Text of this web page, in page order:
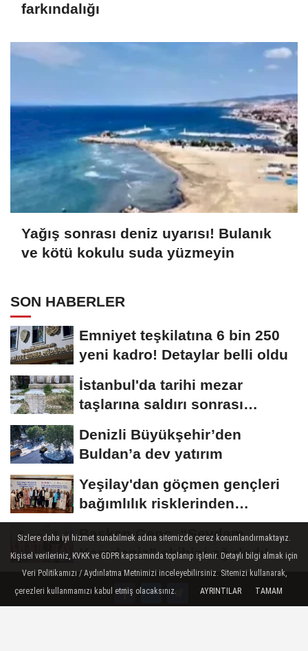
farkındalığı
Yağış sonrası deniz uyarısı! Bulanık
ve kötü kokulu suda yüzmeyin
SON HABERLER
Emniyet teşkilatına 6 bin 250
yeni kadro! Detaylar belli oldu
İstanbul'da tarihi mezar
taşlarına saldırı sonrası
Denizli Büyükşehir’den
Buldan’a dev yatırım
Yeşilay'dan göçmen gençleri
bağımlılık risklerinden
koruyacak...
Başkan Genç, “Sevdam
Karadeniz” ekibini ağırladı!
Film Festivali...
Sizlere daha iyi hizmet sunabilmek adına sitemizde çerez konumlandırmaktayız.
Kişisel verileriniz, KVKK ve GDPR kapsamında toplanıp işlenir. Detaylı bilgi almak için
Veri Politikamızı / Aydınlatma Metnimizi inceleyebilirsiniz. Sitemizi kullanarak,
çerezleri kullanmamızı kabul etmiş olacaksınız.
AYRINTILAR TAMAM